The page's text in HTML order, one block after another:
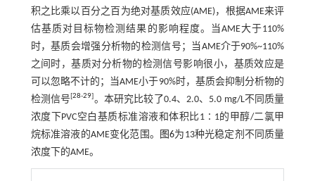
积之比乘以百分之百为绝对基质效应(AME)，根据AME来评
估基质对目标物检测结果的影响程度。当AME大于110%
时，基质会增强分析物的检测信号；当AME介于90%~110%
之间时，基质对分析物的检测信号影响很小，基质效应是
可以忽略不计的；当AME小于90%时，基质会抑制分析物的
检测信号[28-29]。本研究比较了0.4、2.0、5.0 mg/L不同质量
浓度下PVC空白基质标准溶液和体积比1∶1的甲醇/二氯甲
烷标准溶液的AME变化范围。
图6为13种光稳定剂不同质量
浓度下的AME。